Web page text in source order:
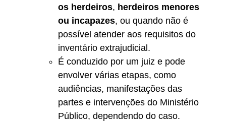
os herdeiros, herdeiros menores
ou incapazes, ou quando não é
possível atender aos requisitos do
inventário extrajudicial.
É conduzido por um juiz e pode
envolver várias etapas, como
audiências, manifestações das
partes e intervenções do Ministério
Público, dependendo do caso.